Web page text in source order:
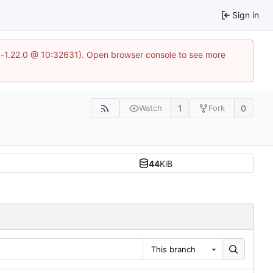
Sign in
@ 10:32631). Open browser console to see more
Watch 1 Fork 0
44KiB
This branch